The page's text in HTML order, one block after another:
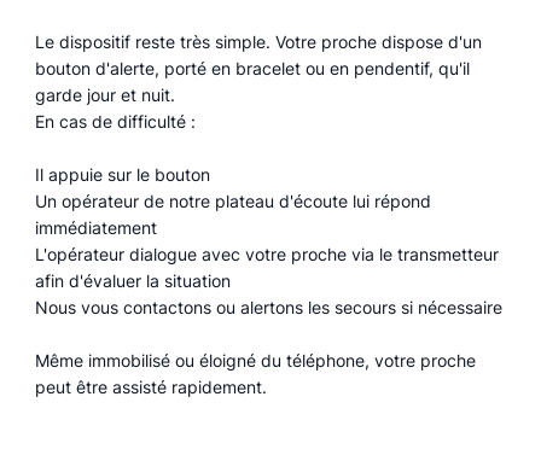
Le dispositif reste très simple. Votre proche dispose d'un
bouton d'alerte, porté en bracelet ou en pendentif, qu'il
garde jour et nuit.
En cas de difficulté :
Il appuie sur le bouton
Un opérateur de notre plateau d'écoute lui répond
immédiatement
L'opérateur dialogue avec votre proche via le transmetteur
afin d'évaluer la situation
Nous vous contactons ou alertons les secours si nécessaire
Même immobilisé ou éloigné du téléphone, votre proche
peut être assisté rapidement.